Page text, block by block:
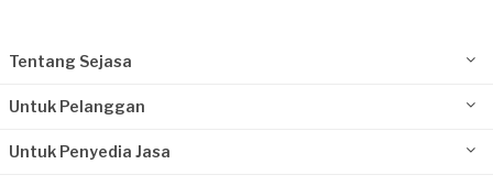
Tentang Sejasa
Untuk Pelanggan
Untuk Penyedia Jasa